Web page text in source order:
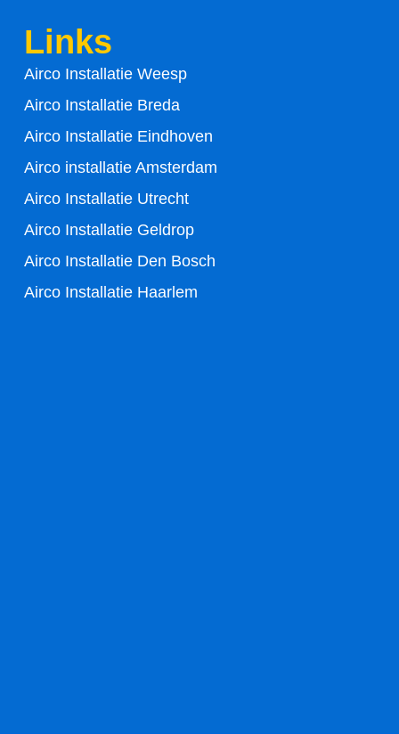
o
k
-
f
Links
Airco Installatie Weesp
Airco Installatie Breda
Airco Installatie Eindhoven
Airco installatie Amsterdam
Airco Installatie Utrecht
Airco Installatie Geldrop
Airco Installatie Den Bosch
Airco Installatie Haarlem